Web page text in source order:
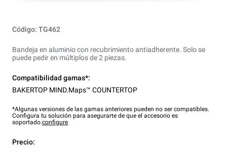
Código: TG462
Bandeja en aluminio con recubrimiento antiadherente. Solo se
puede pedir en múltiplos de 2 piezas.
Compatibilidad gamas*:
BAKERTOP MIND.Maps™ COUNTERTOP
*Algunas versiones de las gamas anteriores pueden no ser compatibles.
Configura tu solución para asegurarte de que el accesorio es
soportado.configure
Precio: